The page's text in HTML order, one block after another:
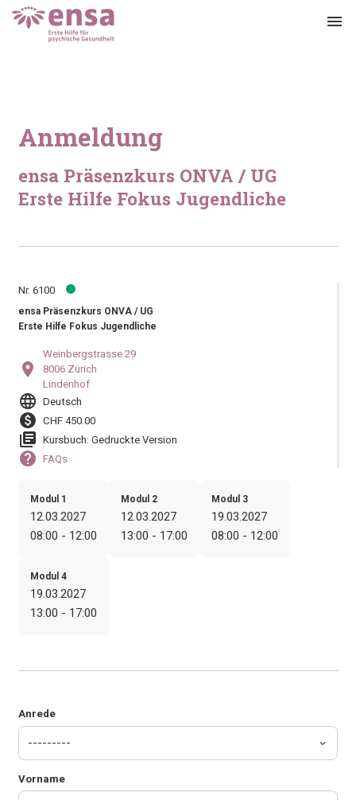
menu
Anmeldung
ensa Präsenzkurs ONVA / UG
Erste Hilfe Fokus Jugendliche
Nr. 6100
ensa Präsenzkurs ONVA / UG
Erste Hilfe Fokus Jugendliche
location_on
Weinbergstrasse 29
8006 Zürich
Lindenhof
language Deutsch
paid CHF 450.00
library_books Kursbuch: Gedruckte Version
help FAQs
Modul 1
12.03.2027
08:00 - 12:00
Modul 2
12.03.2027
13:00 - 17:00
Modul 3
19.03.2027
08:00 - 12:00
Modul 4
19.03.2027
13:00 - 17:00
Anrede
Vorname